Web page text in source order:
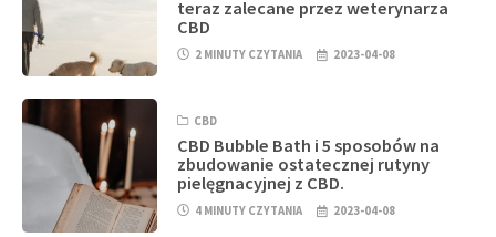
teraz zalecane przez weterynarza
CBD
2 MINUTY CZYTANIA 2023-04-08
CBD
CBD Bubble Bath i 5 sposobów na
zbudowanie ostatecznej rutyny
pielęgnacyjnej z CBD.
4 MINUTY CZYTANIA 2023-04-08